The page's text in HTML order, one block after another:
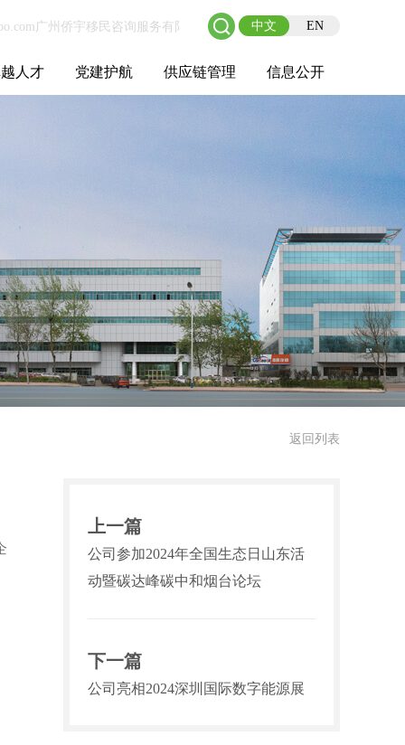
中文 EN
人才 党建护航 供应链管理 信息公开
返回列表
上一篇
公司参加2024年全国生态日山东活
动暨碳达峰碳中和烟台论坛
下一篇
公司亮相2024深圳国际数字能源展